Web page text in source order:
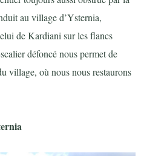
au village d’Ysternia,
de Kardiani sur les flancs
défoncé nous permet de
village, où nous nous restaurons